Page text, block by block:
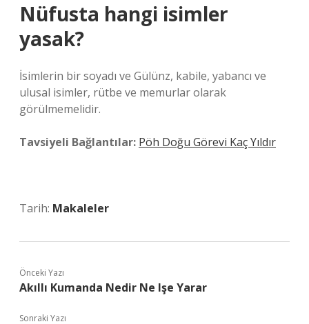
Nüfusta hangi isimler
yasak?
İsimlerin bir soyadı ve Gülünz, kabile, yabancı ve
ulusal isimler, rütbe ve memurlar olarak
görülmemelidir.
Tavsiyeli Bağlantılar: Pöh Doğu Görevi Kaç Yıldır
Tarih: Makaleler
Önceki Yazı
Akıllı Kumanda Nedir Ne Işe Yarar
Sonraki Yazı